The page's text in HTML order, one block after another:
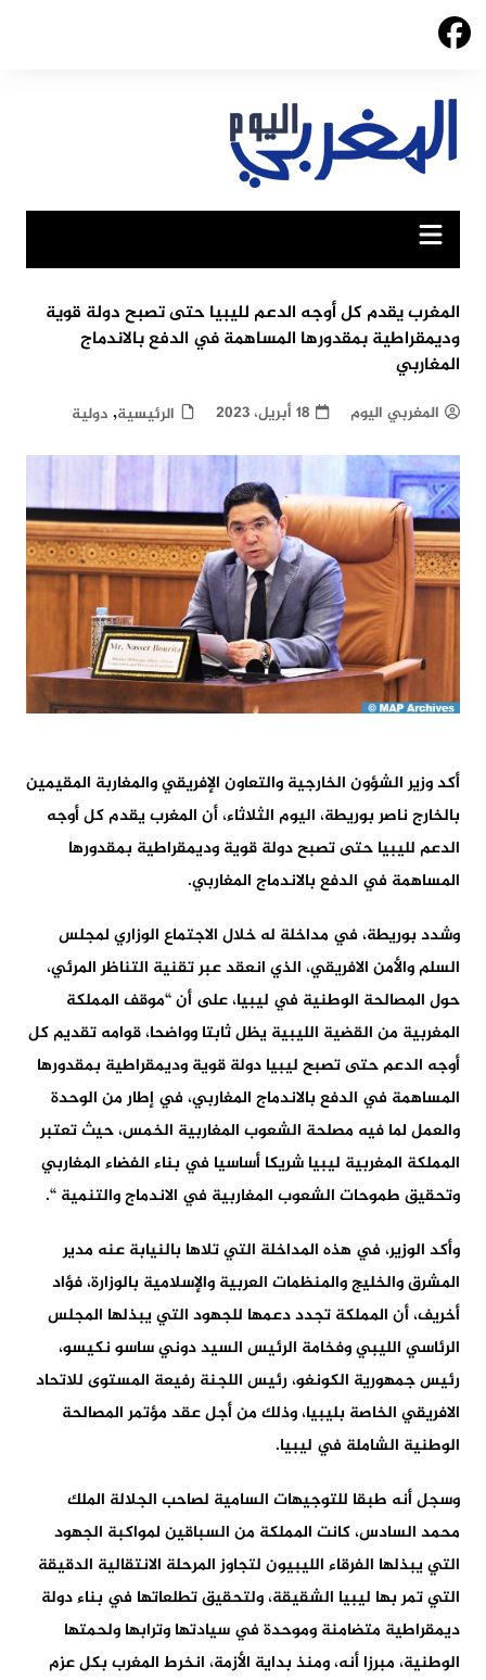
Skip
المغرب يقدم كل أوجه الدعم لليبيا حتى تصبح دولة قوية
وديمقراطية بمقدورها المساهمة في الدفع بالاندماج
المغاربي
المغربي اليوم 18 أبريل، 2023 الرئيسية, دولية
أكد وزير الشؤون الخارجية والتعاون الإفريقي والمغاربة المقيمين
بالخارج ناصر بوريطة، اليوم الثلاثاء، أن المغرب يقدم كل أوجه
الدعم لليبيا حتى تصبح دولة قوية وديمقراطية بمقدورها
المساهمة في الدفع بالاندماج المغاربي.
وشدد بوريطة، في مداخلة له خلال الاجتماع الوزاري لمجلس
السلم والأمن الافريقي، الذي انعقد عبر تقنية التناظر المرئي،
حول المصالحة الوطنية في ليبيا، على أن “موقف المملكة
المغربية من القضية الليبية يظل ثابتا وواضحا، قوامه تقديم كل
أوجه الدعم حتى تصبح ليبيا دولة قوية وديمقراطية بمقدورها
المساهمة في الدفع بالاندماج المغاربي، في إطار من الوحدة
والعمل لما فيه مصلحة الشعوب المغاربية الخمس، حيث تعتبر
المملكة المغربية ليبيا شريكا أساسيا في بناء الفضاء المغاربي
وتحقيق طموحات الشعوب المغاربية في الاندماج والتنمية “.
وأكد الوزير، في هذه المداخلة التي تلاها بالنيابة عنه مدير
المشرق والخليج والمنظمات العربية والإسلامية بالوزارة، فؤاد
أخريف، أن المملكة تجدد دعمها للجهود التي يبذلها المجلس
الرئاسي الليبي وفخامة الرئيس السيد دوني ساسو نكيسو،
رئيس جمهورية الكونغو، رئيس اللجنة رفيعة المستوى للاتحاد
الافريقي الخاصة بليبيا، وذلك من أجل عقد مؤتمر المصالحة
الوطنية الشاملة في ليبيا.
وسجل أنه طبقا للتوجيهات السامية لصاحب الجلالة الملك
محمد السادس، كانت المملكة من السباقين لمواكبة الجهود
التي يبذلها الفرقاء الليبيون لتجاوز المرحلة الانتقالية الدقيقة
التي تمر بها ليبيا الشقيقة، ولتحقيق تطلعاتها في بناء دولة
ديمقراطية متضامنة وموحدة في سيادتها وترابها ولحمتها
الوطنية، مبرزا أنه، ومنذ بداية الأزمة، انخرط المغرب بكل عزم